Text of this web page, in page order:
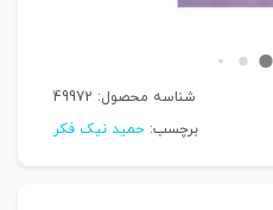
شناسه محصول: 49972
برچسب: حمید نیک فکر